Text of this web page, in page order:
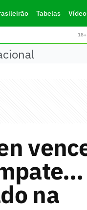
Tabelas
na